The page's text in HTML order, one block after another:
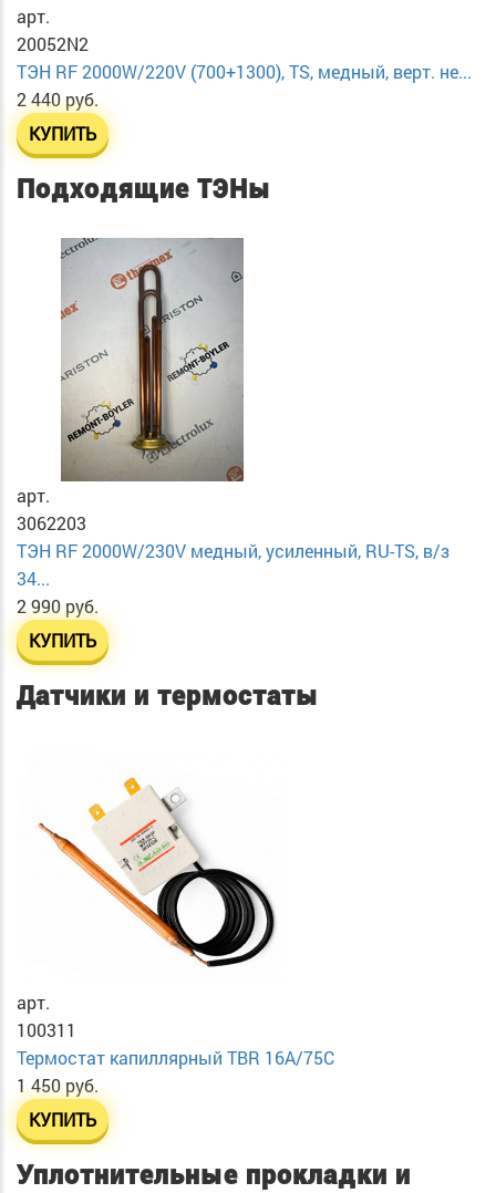
арт.
20052N2
ТЭН RF 2000W/220V (700+1300), TS, медный, верт. не...
2 440 руб.
КУПИТЬ
Подходящие ТЭНы
арт.
3062203
ТЭН RF 2000W/230V медный, усиленный, RU-TS, в/з
34...
2 990 руб.
КУПИТЬ
Датчики и термостаты
арт.
100311
Термостат капиллярный TBR 16A/75C
1 450 руб.
КУПИТЬ
Уплотнительные прокладки и